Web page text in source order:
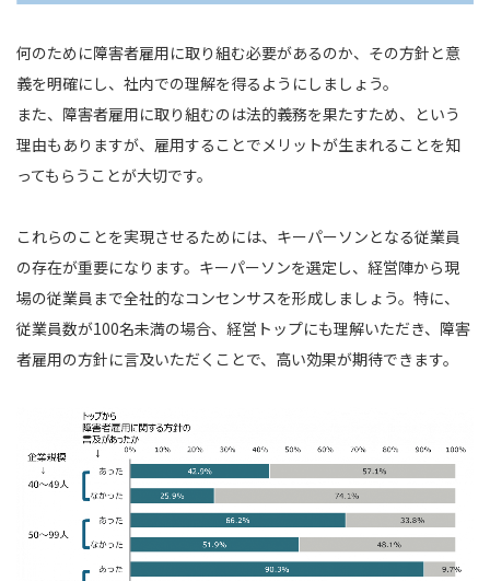
何のために障害者雇用に取り組む必要があるのか、その方針と意
義を明確にし、社内での理解を得るようにしましょう。
また、障害者雇用に取り組むのは法的義務を果たすため、という
理由もありますが、雇用することでメリットが生まれることを知
ってもらうことが大切です。
これらのことを実現させるためには、キーパーソンとなる従業員
の存在が重要になります。キーパーソンを選定し、経営陣から現
場の従業員まで全社的なコンセンサスを形成しましょう。特に、
従業員数が100名未満の場合、経営トップにも理解いただき、障害
者雇用の方針に言及いただくことで、高い効果が期待できます。